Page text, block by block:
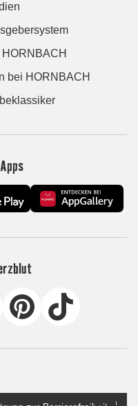
bei HORNBACH